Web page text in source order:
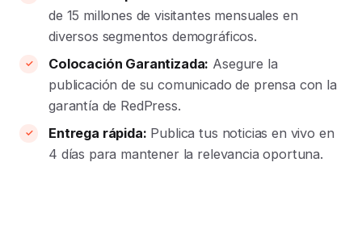
de 15 millones de visitantes mensuales en
diversos segmentos demográficos.
Colocación Garantizada: Asegure la
publicación de su comunicado de prensa con la
garantía de RedPress.
Entrega rápida: Publica tus noticias en vivo en
4 días para mantener la relevancia oportuna.